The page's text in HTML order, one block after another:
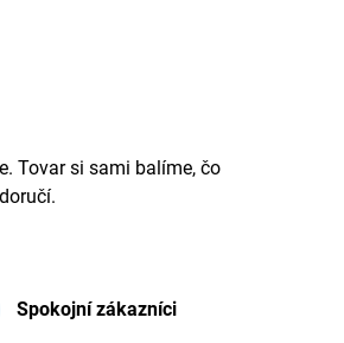
Tovar si sami balíme, čo
Spokojní zákazníci